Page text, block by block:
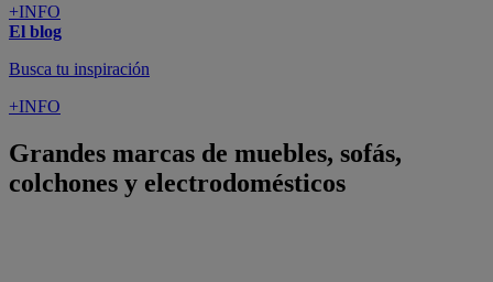
+INFO
El blog
Busca tu inspiración
+INFO
Grandes marcas de muebles, sofás,
colchones y electrodomésticos